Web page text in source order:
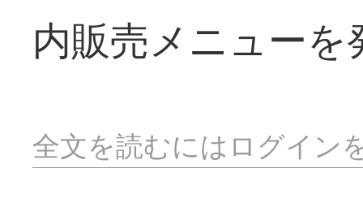
内販売メニューを
全文を読むにはログイン